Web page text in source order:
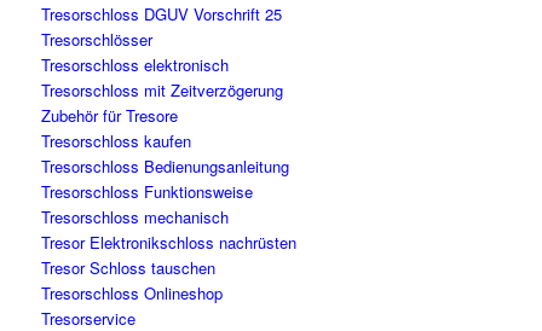
Tresorschloss DGUV Vorschrift 25
Tresorschlösser
Tresorschloss elektronisch
Tresorschloss mit Zeitverzögerung
Zubehör für Tresore
Tresorschloss kaufen
Tresorschloss Bedienungsanleitung
Tresorschloss Funktionsweise
Tresorschloss mechanisch
Tresor Elektronikschloss nachrüsten
Tresor Schloss tauschen
Tresorschloss Onlineshop
Tresorservice